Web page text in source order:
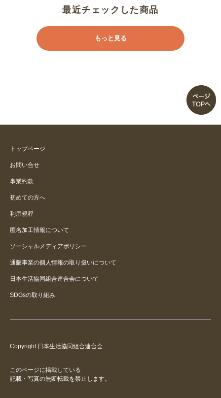
最近チェックした商品
もっと見る
トップページ
お問い合せ
事業約款
初めての方へ
利用規程
匿名加工情報について
ソーシャルメディアポリシー
通販事業の個人情報の取り扱いについて
日本生活協同組合連合会について
SDGsの取り組み
Copyright 日本生活協同組合連合会
このページに掲載している
記載・写真の無断転載を禁止します。